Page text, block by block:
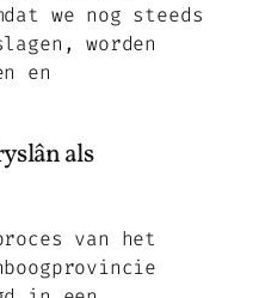
we nog steeds
worden
en
als
van het